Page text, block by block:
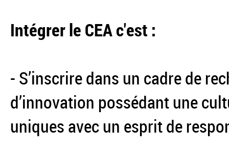
Intégrer le CEA c'est :
- S’inscrire dans un cadre de
d’innovation possédant une
uniques avec un esprit de